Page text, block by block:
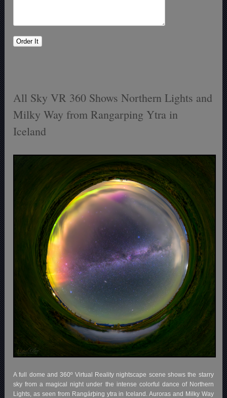
All Sky VR 360 Shows Northern Lights and
Milky Way from Rangarping Ytra in
Iceland
A full dome and 360º Virtual Reality nightscape scene shows the starry
sky from a magical night under the intense colorful dance of Northern
Lights, as seen from Rangárþing ytra in Iceland. Auroras and Milky Way